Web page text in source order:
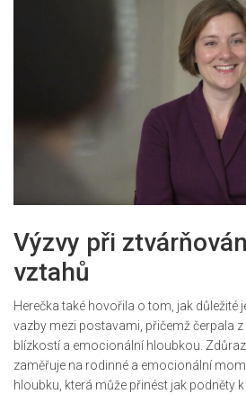
Výzvy při
vztahů
Herečka také hovořila o tom, jak důležité
vazby mezi postavami, přičemž čerpala
blízkostí a emocionální hloubkou.
zaměřuje na rodinné a emocionální
hloubku, která může přinést jak podněty